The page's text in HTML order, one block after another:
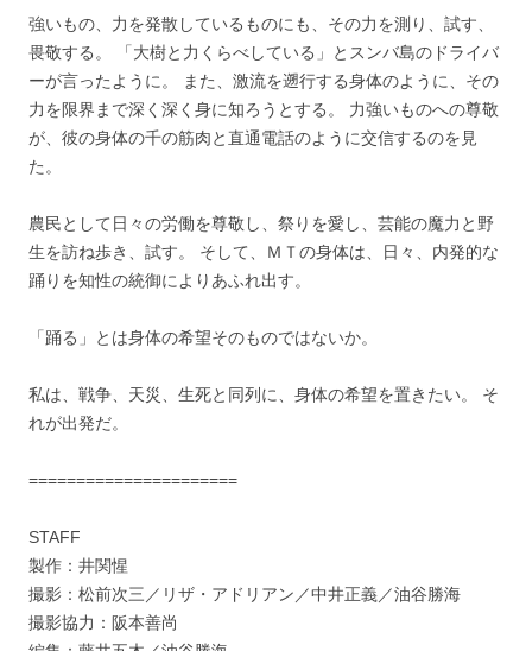
強いもの、力を発散しているものにも、その力を測り、試す、
畏敬する。 「大樹と力くらべしている」とスンバ島のドライバ
ーが言ったように。 また、激流を遡行する身体のように、その
力を限界まで深く深く身に知ろうとする。 力強いものへの尊敬
が、彼の身体の千の筋肉と直通電話のように交信するのを見
た。
農民として日々の労働を尊敬し、祭りを愛し、芸能の魔力と野
生を訪ね歩き、試す。 そして、ＭＴの身体は、日々、内発的な
踊りを知性の統御によりあふれ出す。
「踊る」とは身体の希望そのものではないか。
私は、戦争、天災、生死と同列に、身体の希望を置きたい。 そ
れが出発だ。
======================
STAFF
製作：井関惺
撮影：松前次三／リザ・アドリアン／中井正義／油谷勝海
撮影協力：阪本善尚